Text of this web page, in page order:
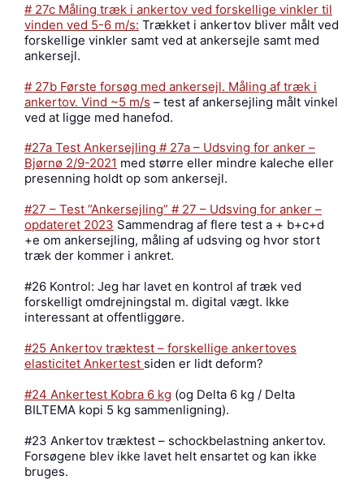
# 27c Måling træk i ankertov ved forskellige vinkler til
vinden ved 5-6 m/s: Trækket i ankertov bliver målt ved
forskellige vinkler samt ved at ankersejle samt med
ankersejl.
# 27b Første forsøg med ankersejl. Måling af træk i
ankertov. Vind ~5 m/s – test af ankersejling målt vinkel
ved at ligge med hanefod.
#27a Test Ankersejling # 27a – Udsving for anker –
Bjørnø 2/9-2021 med større eller mindre kaleche eller
presenning holdt op som ankersejl.
#27 – Test ”Ankersejling” # 27 – Udsving for anker –
opdateret 2023 Sammendrag af flere test a + b+c+d
+e om ankersejling, måling af udsving og hvor stort
træk der kommer i ankret.
#26 Kontrol: Jeg har lavet en kontrol af træk ved
forskelligt omdrejningstal m. digital vægt. Ikke
interessant at offentliggøre.
#25 Ankertov træktest – forskellige ankertoves
elasticitet Ankertest siden er lidt deform?
#24 Ankertest Kobra 6 kg (og Delta 6 kg / Delta
BILTEMA kopi 5 kg sammenligning).
#23 Ankertov træktest – schockbelastning ankertov.
Forsøgene blev ikke lavet helt ensartet og kan ikke
bruges.